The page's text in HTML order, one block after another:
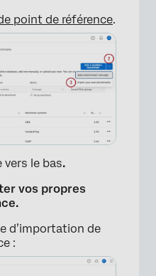
×
point de référence.
vers le bas.
vos propres
d’importation de
: